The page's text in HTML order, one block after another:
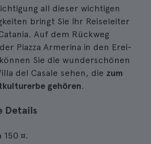
all dieser wichtigen
bringt Sie Ihr Reiseleiter
Auf dem Rückweg
Piazza Armerina in den Erei-
Sie die wunderschönen
del Casale sehen, die zum
gehören.
Details
150 ¤.